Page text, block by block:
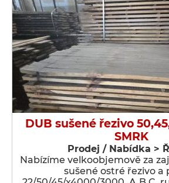
DUB sušené řezivo
SMRK
Prodej / Nabídka >
Nabízíme velkoobjemově za
sušené ostré řezivo a